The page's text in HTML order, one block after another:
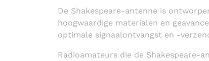
De Shakespeare-antenne is
hoogwaardige materialen en
optimale signaalontvangst en -
Radioamateurs die de Shakespeare-